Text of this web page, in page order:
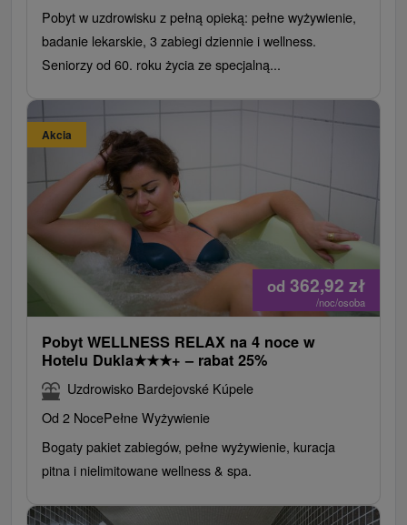
dostępne również w weekendy i święta dla
wszystkich gości.
Pobyt w uzdrowisku z pełną opieką: pełne wyżywienie,
badanie lekarskie, 3 zabiegi dziennie i wellness.
Seniorzy od 60. roku życia ze specjalną...
Akcia
od 362,92 zł
/noc/osoba
Pobyt WELLNESS RELAX na 4 noce w
Hotelu Dukla★★★+ – rabat 25%
Uzdrowisko Bardejovské Kúpele
Od 2 NocePełne Wyżywienie
Bogaty pakiet zabiegów, pełne wyżywienie, kuracja
pitna i nielimitowane wellness & spa.